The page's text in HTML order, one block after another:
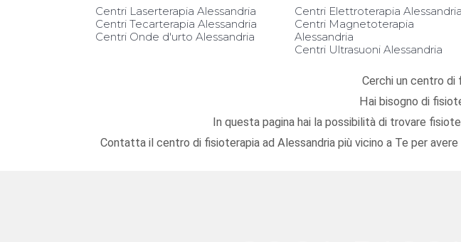
Centri Laserterapia Alessandria
Centri Tecarterapia Alessandria
Centri Onde d'urto Alessandria
Centri Elettroterapia Alessandria
Centri Magnetoterapia
Alessandria
Centri Ultrasuoni Alessandria
Cerchi un centro di
Hai bisogno di
In questa pagina hai la possibilità di trovare
Contatta il centro di fisioterapia ad Alessandria più vicino a Te per